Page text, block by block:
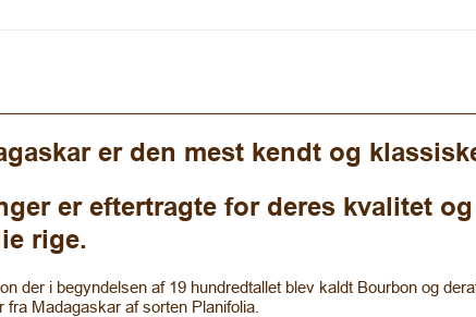
er den mest kendt og
er eftertragte for deres kvalitet
rige.
der i begyndelsen af 19 hundredtallet blev kaldt Bourbon og
Madagaskar af sorten Planifolia.